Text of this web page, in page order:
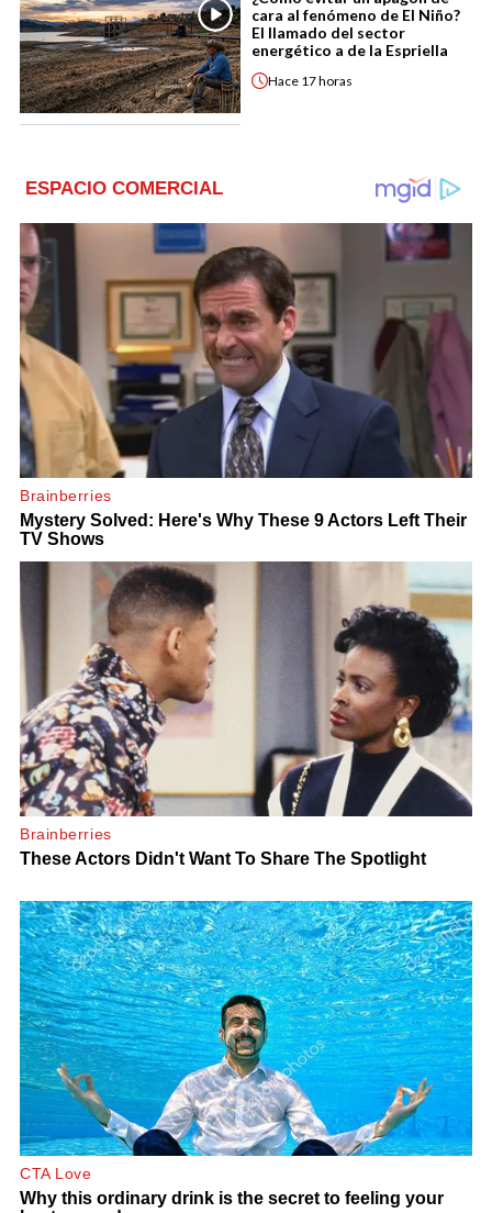
cara al fenómeno de El Niño?
El llamado del sector
energético a de la Espriella
Hace 17 horas